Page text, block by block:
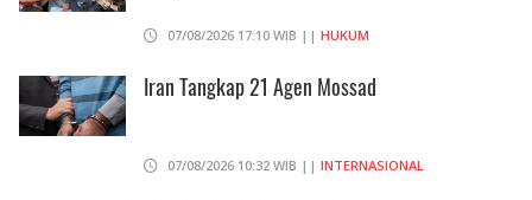
07/08/2026 17:10 WIB || HUKUM
Iran Tangkap 21 Agen Mossad
07/08/2026 10:32 WIB || INTERNASIONAL